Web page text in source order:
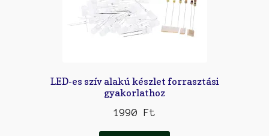
LED-es szív alakú készlet forrasztási
gyakorlathoz
1990 Ft